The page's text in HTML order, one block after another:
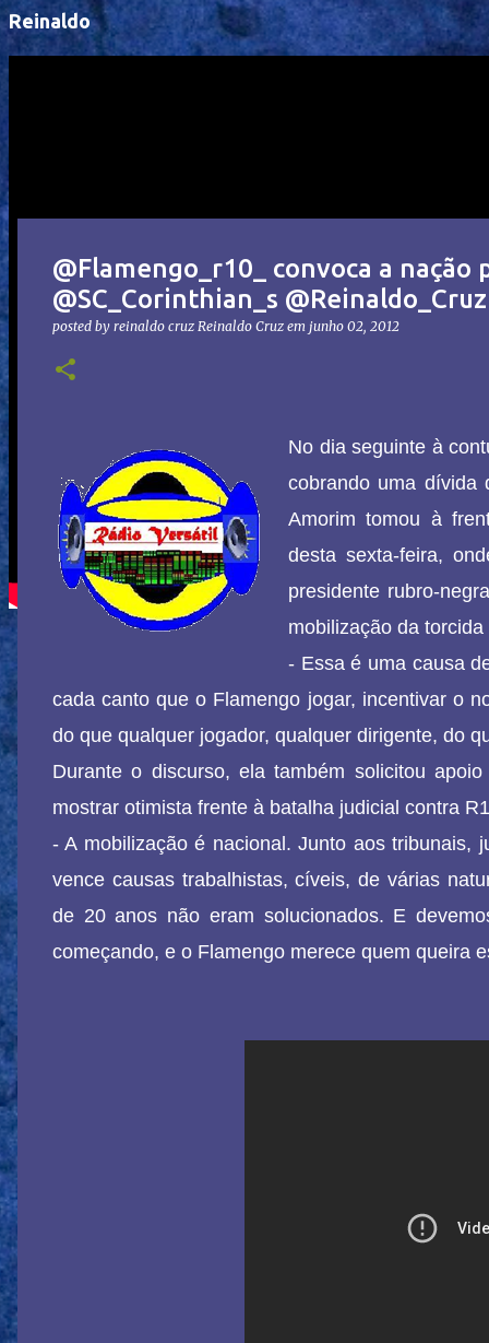
Reinaldo
@Flamengo_r10_ convoca a
@SC_Corinthian_s
posted by reinaldo cruz Reinaldo Cruz em junho 02, 2012
No dia seguinte à
cobrando uma dívida
Amorim tomou à
desta sexta-feira,
presidente rubro-
mobilização da
- Essa é uma causa
cada canto que o Flamengo jogar, incentivar o
do que qualquer jogador, qualquer dirigente, do
Durante o discurso, ela também solicitou
mostrar otimista frente à batalha judicial contra
- A mobilização é nacional. Junto aos tribunais,
vence causas trabalhistas, cíveis, de várias
de 20 anos não eram solucionados. E
começando, e o Flamengo merece quem queira